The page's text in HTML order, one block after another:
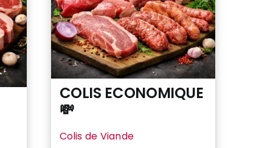
COLIS ECONOMIQUE
💸
Colis de Viande